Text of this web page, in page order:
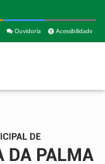
Acessibilidade
Ouvidoria